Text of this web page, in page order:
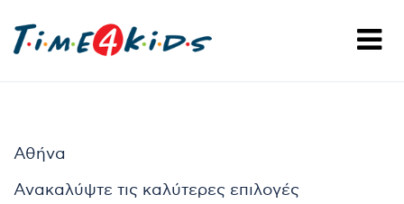
Αθήνα
Ανακαλύψτε τις καλύτερες επιλογές